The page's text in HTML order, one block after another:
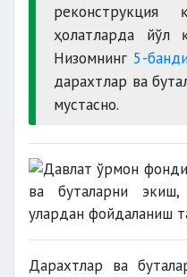
ҳолатларда йўл
Низомнинг 5-
дарахтлар ва
мустасно.
Дарахтлар ва